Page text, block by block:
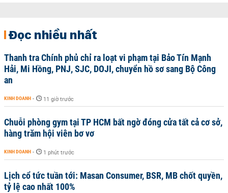
Đọc nhiều nhất
Thanh tra Chính phủ chỉ ra loạt vi phạm tại Bảo Tín Mạnh
Hải, Mi Hồng, PNJ, SJC, DOJI, chuyển hồ sơ sang Bộ Công
an
KINH DOANH - 11 giờ trước
Chuỗi phòng gym tại TP HCM bất ngờ đóng cửa tất cả cơ sở,
hàng trăm hội viên bơ vơ
KINH DOANH - 1 phút trước
Lịch cổ tức tuần tới: Masan Consumer, BSR, MB chốt quyền,
tỷ lệ cao nhất 100%